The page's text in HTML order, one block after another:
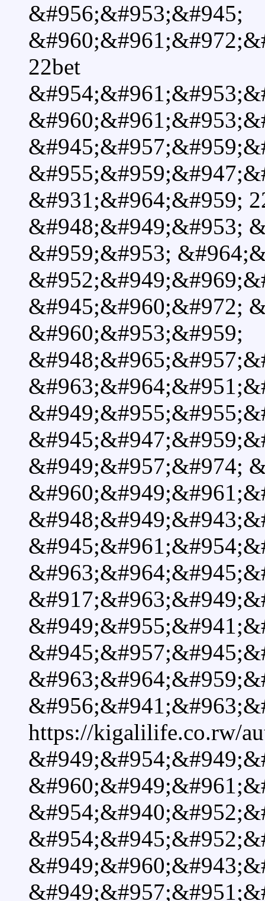
&#956;&#953;&#945;
22bet
&#931;&#964;&#959;
&#948;&#949;&#953;
&#959;&#953;
&#945;&#960;&#972;
&#960;&#953;&#959;
&#949;&#957;&#974;
https://kigalilife.co.rw/